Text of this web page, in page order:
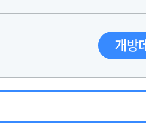
안심존이란?
개방